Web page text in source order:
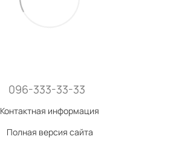
096-333-33-33
Контактная информация
Полная версия сайта